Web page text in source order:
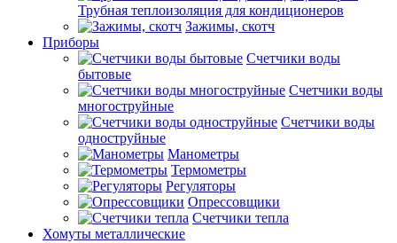
Трубная теплоизоляция для кондиционеров
Зажимы, скотч
Приборы
Счетчики воды
бытовые
Счетчики воды
многоструйные
Счетчики воды
одноструйные
Манометры
Термометры
Регуляторы
Опрессовщики
Счетчики тепла
Хомуты металлические